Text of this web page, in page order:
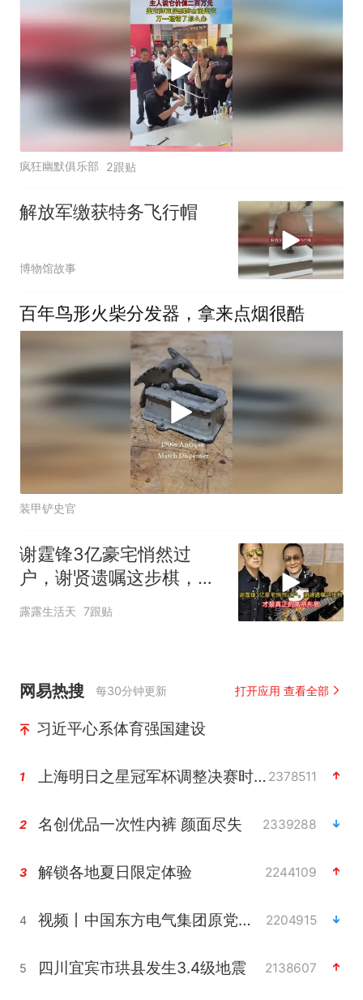
疯狂幽默俱乐部 2跟贴
解放军缴获特务飞行帽
博物馆故事
百年鸟形火柴分发器，拿来点烟很酷
装甲铲史官
谢霆锋3亿豪宅悄然过
户，谢贤遗嘱这步棋，才
是真正的高明布局
露露生活天 7跟贴
网易热搜 每30分钟更新 打开应用 查看全部
习近平心系体育强国建设
1 上海明日之星冠军杯调整决赛时间 2378511
2 名创优品一次性内裤 颜面尽失 2339288
3 解锁各地夏日限定体验 2244109
4 视频丨中国东方电气集团原党组副书记、董事宋致远被查 2204915
5 四川宜宾市珙县发生3.4级地震 2138607